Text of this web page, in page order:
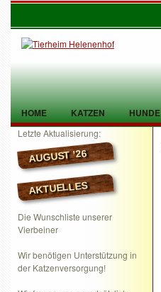
HOME KATZEN HUNDE
TIER GEFUNDEN KONTAKT
Letzte Aktualisierung:
AUGUST ’26
AKTUELLES
Die Wunschliste unserer
Vierbeiner
Wir benötigen Unterstützung in
der Katzenversorgung!